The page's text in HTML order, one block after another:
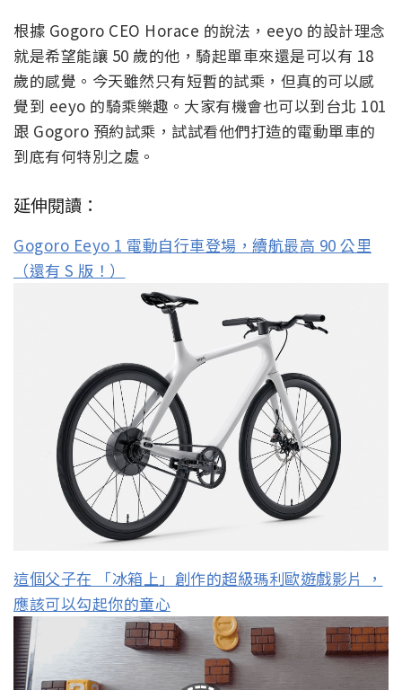
根據 Gogoro CEO Horace 的說法，eeyo 的設計理念
就是希望能讓 50 歲的他，騎起單車來還是可以有 18
歲的感覺。今天雖然只有短暫的試乘，但真的可以感
覺到 eeyo 的騎乘樂趣。大家有機會也可以到台北 101
跟 Gogoro 預約試乘，試試看他們打造的電動單車的
到底有何特別之處。
延伸閱讀：
Gogoro Eeyo 1 電動自行車登場，續航最高 90 公里
（還有 S 版！）
這個父子在 「冰箱上」創作的超級瑪利歐遊戲影片 ，
應該可以勾起你的童心